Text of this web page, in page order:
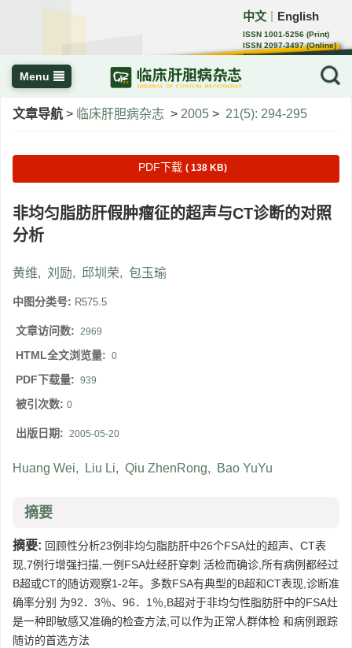
中文 English
ISSN 1001-5256 (Print)
ISSN 2097-3497 (Online)
CN 22-1108/R
Menu
文章导航 > 临床肝胆病杂志 > 2005 > 21(5): 294-295
PDF下载 ( 138 KB)
非均匀脂肪肝假肿瘤征的超声与CT诊断的对照
分析
黄维, 刘励, 邱圳荣, 包玉瑜
中图分类号: R575.5
文章访问数: 2969
HTML全文浏览量: 0
PDF下载量: 939
被引次数: 0
出版日期: 2005-05-20
Huang Wei, Liu Li, Qiu ZhenRong, Bao YuYu
摘要
摘要: 回顾性分析23例非均匀脂肪肝中26个FSA灶的超声、CT表
现,7例行增强扫描,一例FSA灶经肝穿刺 活检而确诊,所有病例都经过
B超或CT的随访观察1-2年。多数FSA有典型的B超和CT表现,诊断准
确率分别 为92．3％、96．1％,B超对于非均匀性脂肪肝中的FSA灶
是一种即敏感又准确的检查方法,可以作为正常人群体检 和病例跟踪
随访的首选方法